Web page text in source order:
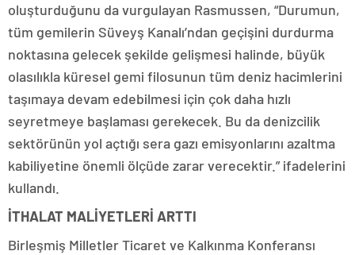
oluşturduğunu da vurgulayan Rasmussen, “Durumun,
tüm gemilerin Süveyş Kanalı’ndan geçişini durdurma
noktasına gelecek şekilde gelişmesi halinde, büyük
olasılıkla küresel gemi filosunun tüm deniz hacimlerini
taşımaya devam edebilmesi için çok daha hızlı
seyretmeye başlaması gerekecek. Bu da denizcilik
sektörünün yol açtığı sera gazı emisyonlarını azaltma
kabiliyetine önemli ölçüde zarar verecektir.” ifadelerini
kullandı.
İTHALAT MALİYETLERİ ARTTI
Birleşmiş Milletler Ticaret ve Kalkınma Konferansı